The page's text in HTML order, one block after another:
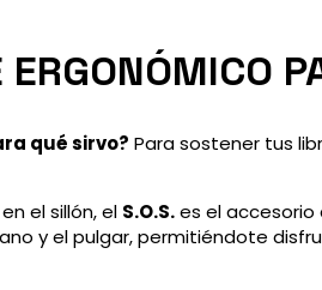
qué sirvo? Para sostener tus
el sillón, el S.O.S.es el accesorio
y el pulgar, permitiéndote